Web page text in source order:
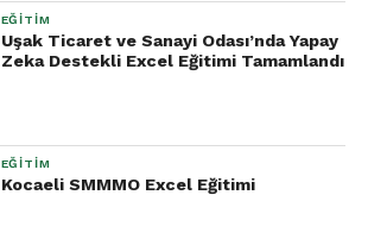
EĞITIM
Uşak Ticaret ve Sanayi Odası’nda Yapay
Zeka Destekli Excel Eğitimi Tamamlandı
EĞITIM
Kocaeli SMMMO Excel Eğitimi